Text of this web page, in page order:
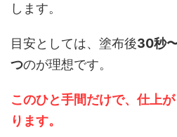
します。
目安としては、塗布後30秒
つのが理想です。
このひと手間だけで、仕上
ります。